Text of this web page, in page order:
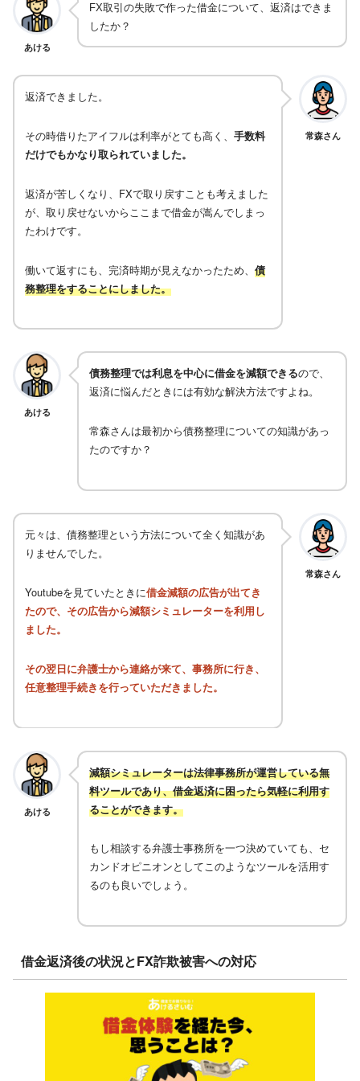
あける
FX取引の失敗で作った借金について、返済はできま
したか？
返済できました。
その時借りたアイフルは利率がとても高く、 手数料
だけでもかなり取られていました。
返済が苦しくなり、FXで取り戻すことも考えました
が、取り戻せないからここまで借金が嵩んでしまっ
たわけです。
働いて返すにも、完済時期が見えなかったため、 債
務整理をすることにしました。
常森さん
あける
債務整理では利息を中心に借金を減額できるので、
返済に悩んだときには有効な解決方法ですよね。
常森さんは最初から債務整理についての知識があっ
たのですか？
元々は、債務整理という方法について全く知識があ
りませんでした。
Youtubeを見ていたときに借金減額の広告が出てき
たので、その広告から減額シミュレーターを利用し
ました。
その翌日に弁護士から連絡が来て、事務所に行き、
任意整理手続きを行っていただきました。
常森さん
あける
減額シミュレーターは法律事務所が運営している無
料ツールであり、借金返済に困ったら気軽に利用す
ることができます。
もし相談する弁護士事務所を一つ決めていても、セ
カンドオピニオンとしてこのようなツールを活用す
るのも良いでしょう。
借金返済後の状況とFX詐欺被害への対応